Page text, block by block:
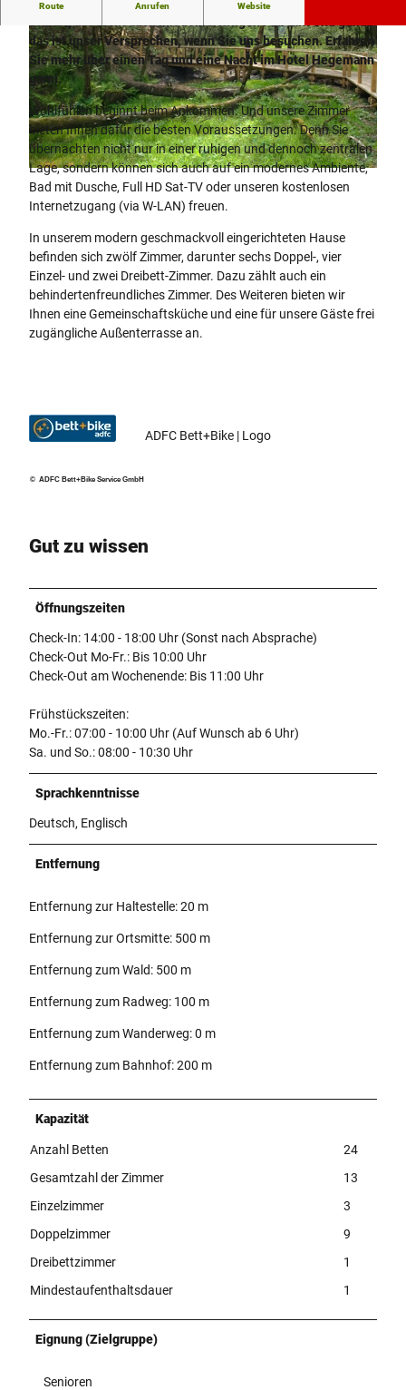
© Hotel Hegemann
CC-BY-SA
Route Anrufen Website
das ist unser Versprechen, wenn Sie uns besuchen. Erfahren
Sie mehr über einen Tag und eine Nacht im Hotel Hegemann
garni.
Wohlfühlen beginnt beim Ankommen. Und unsere Zimmer
bieten Ihnen dafür die besten Voraussetzungen. Denn Sie
übernachten nicht nur in einer ruhigen und dennoch zentralen
Lage, sondern können sich auch auf ein modernes Ambiente,
Bad mit Dusche, Full HD Sat-TV oder unseren kostenlosen
Internetzugang (via W-LAN) freuen.
In unserem modern geschmackvoll eingerichteten Hause
befinden sich zwölf Zimmer, darunter sechs Doppel-, vier
Einzel- und zwei Dreibett-Zimmer. Dazu zählt auch ein
behindertenfreundliches Zimmer. Des Weiteren bieten wir
Ihnen eine Gemeinschaftsküche und eine für unsere Gäste frei
zugängliche Außenterrasse an.
© ADFC Bett+Bike Service GmbH
ADFC Bett+Bike | Logo
Gut zu wissen
Öffnungszeiten
Check-In: 14:00 - 18:00 Uhr (Sonst nach Absprache)
Check-Out Mo-Fr.: Bis 10:00 Uhr
Check-Out am Wochenende: Bis 11:00 Uhr
Frühstückszeiten:
Mo.-Fr.: 07:00 - 10:00 Uhr (Auf Wunsch ab 6 Uhr)
Sa. und So.: 08:00 - 10:30 Uhr
Sprachkenntnisse
Deutsch, Englisch
Entfernung
Entfernung zur Haltestelle: 20 m
Entfernung zur Ortsmitte: 500 m
Entfernung zum Wald: 500 m
Entfernung zum Radweg: 100 m
Entfernung zum Wanderweg: 0 m
Entfernung zum Bahnhof: 200 m
Kapazität
Anzahl Betten
24
Gesamtzahl der Zimmer
13
Einzelzimmer
3
Doppelzimmer
9
Dreibettzimmer
1
Mindestaufenthaltsdauer
1
Eignung (Zielgruppe)
Senioren